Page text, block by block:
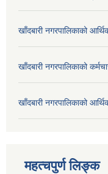
खाँदबारी नगरपालिकाको
खाँदबारी नगरपालिकाको
खाँदबारी नगरपालिकाको
महत्चपुर्ण लिङ्क